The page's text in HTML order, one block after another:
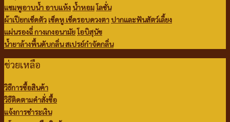
แชมพูอาบน้ำ อาบแห้ง น้ำหอมโลชั่น
ผ้าเปียกเช็ดตัวเช็ดหู เช็ดรอบดวงตา ปากและฟันสัตว์เลี้ยง
แผ่นรองฉี่กางเกงอนามัยโอบิสุนัข
น้ำยาล้างพื้นดับกลิ่นสเปรย์กำจัดกลิ่น
ช่วยเหลือ
วิธีการซื้อสินค้า
วิธีติดตามคำสั่งซื้อ
แจ้งการชำระเงิน